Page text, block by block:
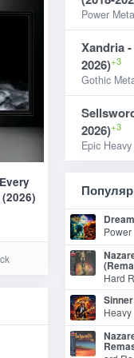
Power
Xandria
2026)+3
Gothic
2026)+3
Epic
Power
Hard